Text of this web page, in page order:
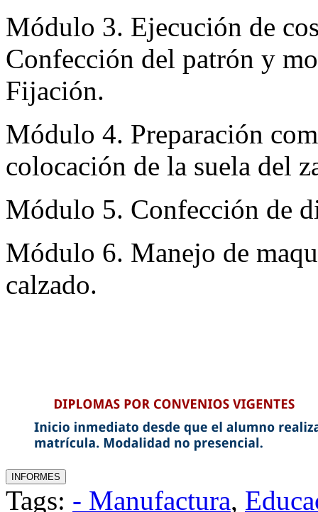
Módulo 3. Ejecución de
Confección del patrón y
Fijación.
Módulo 4. Preparación
colocación de la suela del
Módulo 5. Confección de
Módulo 6. Manejo de
calzado.
Tags: - Manufactura,